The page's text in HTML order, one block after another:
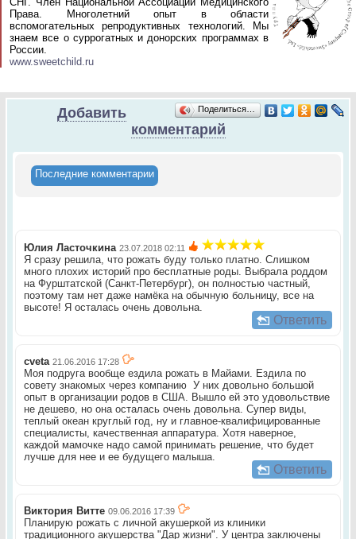
Права. Многолетний опыт в области
вспомогательных репродуктивных технологий. Мы
знаем все о суррогатных и донорских программах в
России.
www.sweetchild.ru
Поделиться…
Добавить
комментарий
Последние комментарии
Юлия Ласточкина 23.07.2018 02:11
Я сразу решила, что рожать буду только платно. Слишком
много плохих историй про бесплатные роды. Выбрала роддом
на Фурштатской (Санкт-Петербург), он полностью частный,
поэтому там нет даже намёка на обычную больницу, все на
высоте! Я осталась очень довольна.
Ответить
cveta 21.06.2016 17:28
Моя подруга вообще ездила рожать в Майами. Ездила по
совету знакомых через компанию У них довольно большой
опыт в организации родов в США. Вышло ей это удовольствие
не дешево, но она осталась очень довольна. Супер виды,
теплый океан круглый год, ну и главное-квалифицированные
специалисты, качественная аппаратура. Хотя наверное,
каждой мамочке надо самой принимать решение, что будет
лучше для нее и ее будущего малыша.
Ответить
Виктория Витте 09.06.2016 17:39
Планирую рожать с личной акушеркой из клиники
традиционного акушерства "Дар жизни". У центра заключены